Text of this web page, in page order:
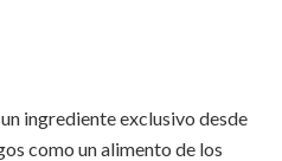
ingrediente exclusivo desde
como un alimento de los